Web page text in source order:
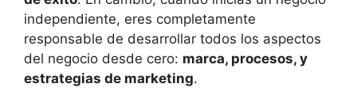
independiente, eres completamente
responsable de desarrollar todos los aspectos
del negocio desde cero: marca, procesos, y
estrategias de marketing.